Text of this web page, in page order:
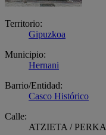
Territorio:
Gipuzkoa
Municipio:
Hernani
Barrio/Entidad:
Casco Histórico
Calle:
ATZIETA /